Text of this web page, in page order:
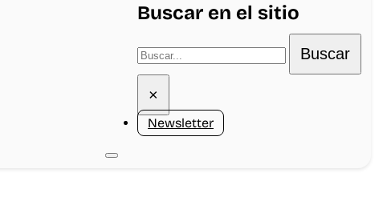
Buscar en el sitio
Buscar
×
Newsletter